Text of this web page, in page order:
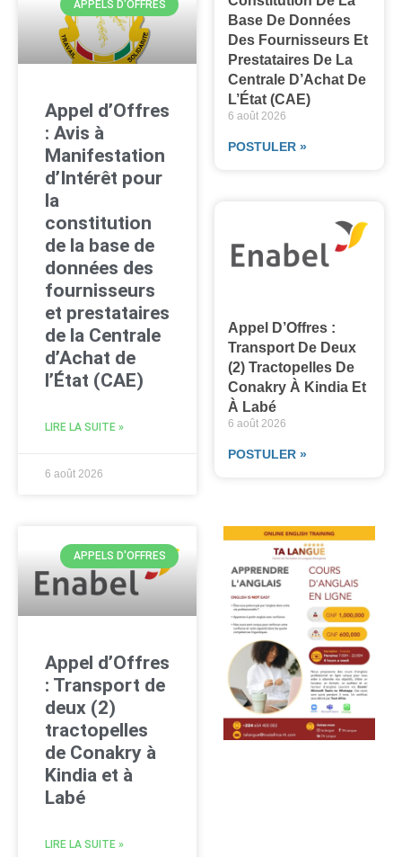
APPELS D'OFFRES
Appel d’Offres
: Avis à
Manifestation
d’Intérêt pour
la
constitution
de la base de
données des
fournisseurs
et prestataires
de la Centrale
d’Achat de
l’État (CAE)
LIRE LA SUITE »
6 août 2026
APPELS D'OFFRES
Appel d’Offres
: Transport de
deux (2)
tractopelles
de Conakry à
Kindia et à
Labé
LIRE LA SUITE »
Base De Données
Des Fournisseurs Et
Prestataires De La
Centrale D’Achat De
L’État (CAE)
6 août 2026
POSTULER »
Appel D’Offres :
Transport De Deux
(2) Tractopelles De
Conakry À Kindia Et
À Labé
6 août 2026
POSTULER »